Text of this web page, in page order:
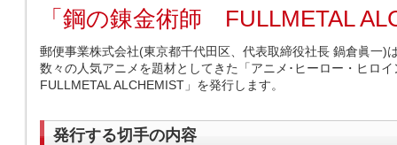
「鋼の錬金術師 FULLMETAL
郵便事業株式会社(東京都千代田区、代表取締役社長 鍋倉眞一)
数々の人気アニメを題材としてきた「アニメ･ヒーロー・ヒロ
FULLMETAL ALCHEMIST」を発行します。
発行する切手の内容